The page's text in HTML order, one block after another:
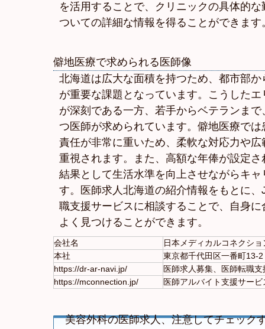
を活用することで、クリニックの具体的
ついての詳細な情報を得ることができます
僻地医療で求められる医師像
北海道は広大な面積を持つため、都市部
が重要な課題となっています。こうした
が深刻である一方、若手からベテランま
つ医師が求められています。僻地医療で
責任が非常に重いため、柔軟な対応力や
重視されます。また、高額な年俸が設定
結果として生活水準を向上させながらキ
す。医師求人北海道の紹介情報をもとに
職支援サービスに相談することで、自身
よく見つけることができます。
会社名
日本メディカルコネクシ
本社
東京都千代田区一番町13-2
https://dr-ar-navi.jp/
医師求人募集、医師転職
https://mconnection.jp/
医師アルバイト支援サービ
美容外科の医師求人、注意してチェック